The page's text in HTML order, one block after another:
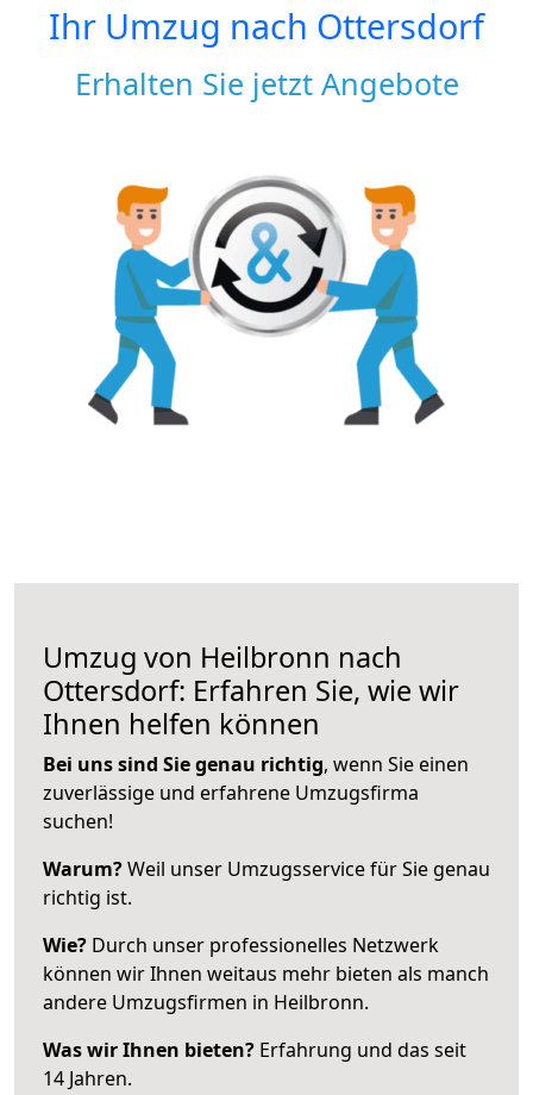
Ihr Umzug nach Ottersdorf
Erhalten Sie jetzt Angebote
Umzug von Heilbronn nach
Ottersdorf: Erfahren Sie, wie wir
Ihnen helfen können
Bei uns sind Sie genau richtig, wenn Sie einen
zuverlässige und erfahrene Umzugsfirma
suchen!
Warum?Weil unser Umzugsservice für Sie genau
richtig ist.
Wie? Durch unser professionelles Netzwerk
können wir Ihnen weitaus mehr bieten als manch
andere Umzugsfirmen in Heilbronn.
Was wir Ihnen bieten? Erfahrung und das seit
14 Jahren.